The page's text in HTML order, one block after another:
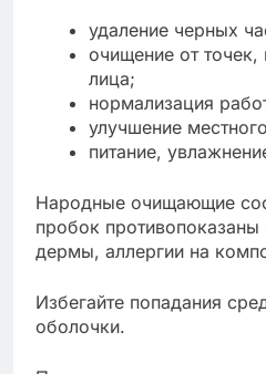
удаление черных
очищение от
лица;
нормализация
улучшение
питание,
Народные очищающие
пробок
дермы, аллергии на
Избегайте попадания
оболочки.